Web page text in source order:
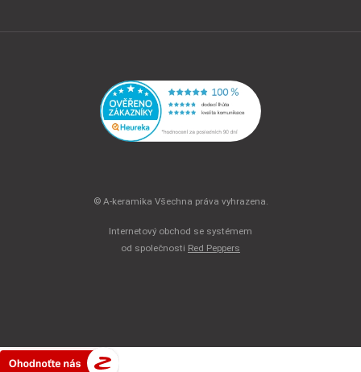
© A-keramika Všechna práva vyhrazena.
Internetový obchod se systémem
od společnosti Red Peppers